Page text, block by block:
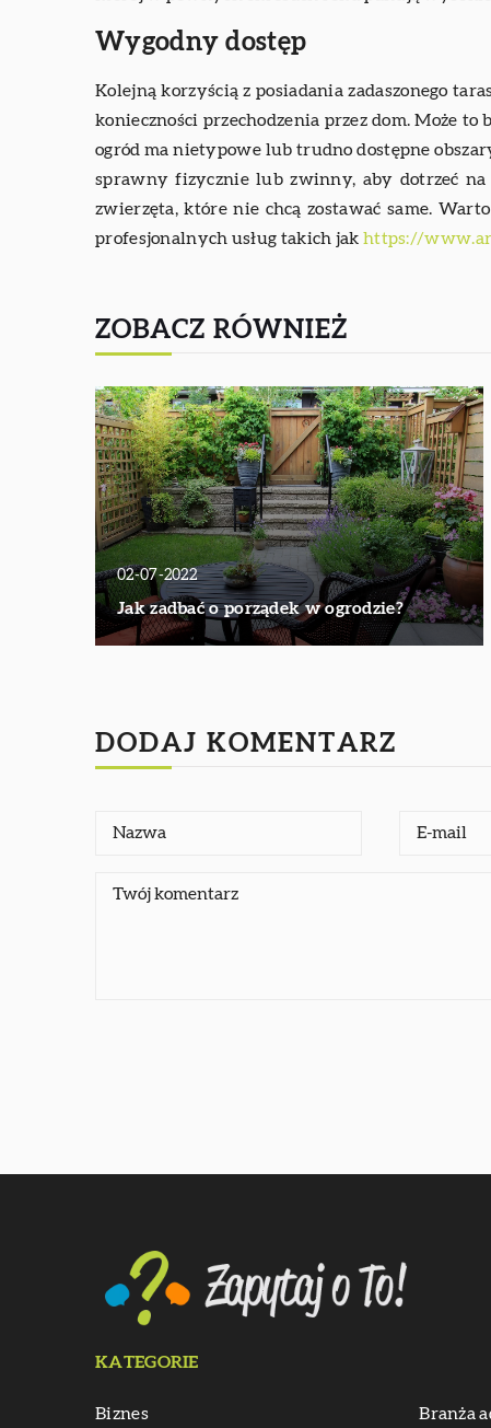
Wygodny dostęp
Kolejną korzyścią z posiadania zadaszonego
konieczności przechodzenia przez dom. Może
ogród ma nietypowe lub trudno dostępne
sprawny fizycznie lub zwinny, aby dotrzeć na
zwierzęta, które nie chcą zostawać same.
profesjonalnych usług takich jak https://
ZOBACZ RÓWNIEŻ
02-07-2022
Jak zadbać o porządek w ogrodzie?
DODAJ KOMENTARZ
KATEGORIE
Biznes Branża